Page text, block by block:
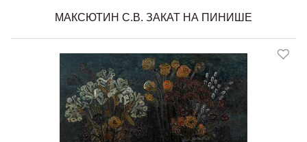
МАКСЮТИН С.В. ЗАКАТ НА ПИНИШЕ